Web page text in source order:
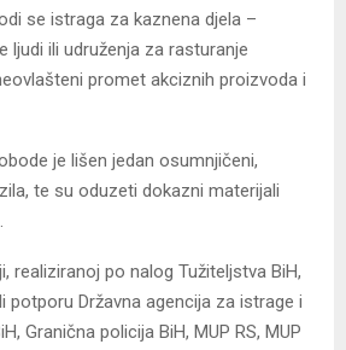
se istraga za kaznena djela –
ljudi ili udruženja za rasturanje
promet akciznih proizvoda i
je lišen jedan osumnjičeni,
te su oduzeti dokazni materijali
realiziranoj po nalog Tužiteljstva BiH,
potporu Državna agencija za istrage i
Granična policija BiH, MUP RS, MUP